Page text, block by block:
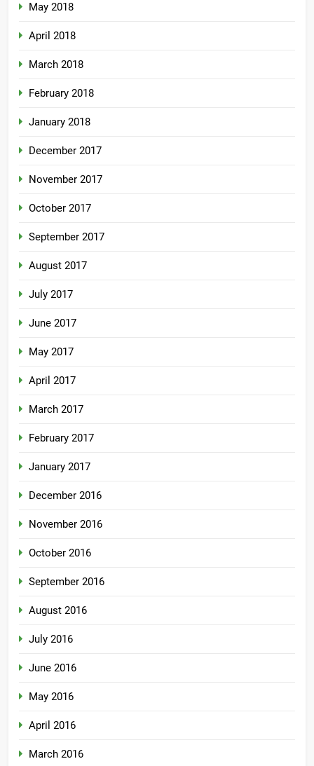
May 2018
April 2018
March 2018
February 2018
January 2018
December 2017
November 2017
October 2017
September 2017
August 2017
July 2017
June 2017
May 2017
April 2017
March 2017
February 2017
January 2017
December 2016
November 2016
October 2016
September 2016
August 2016
July 2016
June 2016
May 2016
April 2016
March 2016